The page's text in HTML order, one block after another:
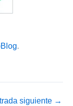
.
siguiente →